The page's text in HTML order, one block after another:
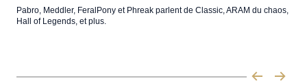
Pabro, Meddler, FeralPony et Phreak parlent de Classic, ARAM du chaos,
Hall of Legends, et plus.